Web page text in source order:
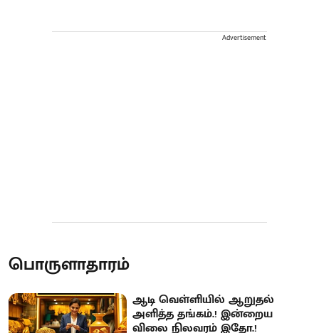
Advertisement
பொருளாதாரம்
ஆடி வெள்ளியில் ஆறுதல்
அளித்த தங்கம்.! இன்றைய
விலை நிலவரம் இதோ.!